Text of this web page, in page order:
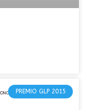
PREMIO GLP 2015